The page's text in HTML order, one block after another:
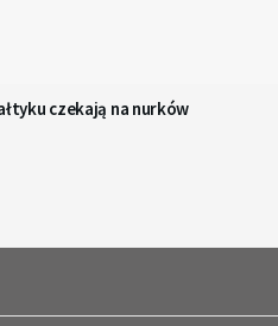
czekają na nurków